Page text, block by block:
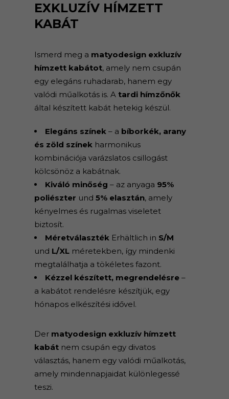
EXKLUZÍV HÍMZETT
KABÁT
Ismerd meg a matyodesign exkluzív
hímzett kabátot, amely nem csupán
egy elegáns ruhadarab, hanem egy
valódi műalkotás is. A tardi hímzőnők
által készített kabát hetekig készül.
Elegáns színek– a bíborkék, arany
és zöld színekharmonikus
kombinációja varázslatos csillogást
kölcsönöz a kabátnak.
Kiváló minőség – az anyaga 95%
poliészter und 5% elasztán, amely
kényelmes és rugalmas viseletet
biztosít.
MéretválasztékErhältlich in S/M
und L/XLméretekben, így mindenki
megtalálhatja a tökéletes fazont.
Kézzel készített, megrendelésre–
a kabátot rendelésre készítjük, egy
hónapos elkészítési idővel.
Der matyodesign exkluzív hímzett
kabátnem csupán egy divatos
választás, hanem egy valódi műalkotás,
amely mindennapjaidat különlegessé
teszi.